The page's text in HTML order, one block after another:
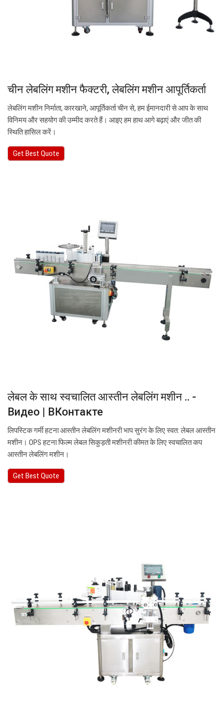
चीन लेबलिंग मशीन फैक्टरी, लेबलिंग मशीन आपूर्तिकर्ता
लेबलिंग मशीन निर्माता, कारखाने, आपूर्तिकर्ता चीन से, हम ईमानदारी से आप के साथ
विनिमय और सहयोग की उम्मीद करते हैं। आइए हम हाथ आगे बढ़ाएं और जीत की
स्थिति हासिल करें।
Get Best Quote
लेबल के साथ स्वचालित आस्तीन लेबलिंग मशीन .. -
Видео | ВКонтакте
लिपस्टिक गर्मी हटना आस्तीन लेबलिंग मशीनरी भाप सुरंग के लिए स्वत: लेबल आस्तीन
मशीन। OPS हटना फिल्म लेबल सिकुड़ती मशीनरी कीमत के लिए स्वचालित कप
आस्तीन लेबलिंग मशीन।
Get Best Quote